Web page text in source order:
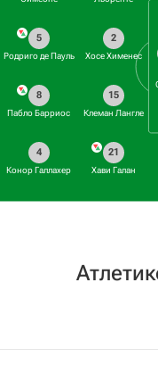
2
Хосе Хименес
15
Клеман Лангле
21
Хави Галан
5
Родриго де Пауль
8
Пабло Барриос
4
Конор Галлахер